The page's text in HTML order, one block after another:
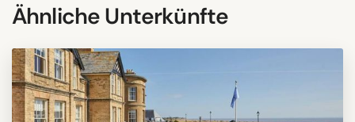
Ähnliche Unterkünfte